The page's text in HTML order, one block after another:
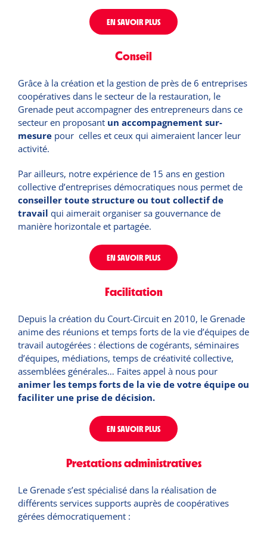
EN SAVOIR PLUS
Conseil
Grâce à la création et la gestion de près de 6 entreprises
coopératives dans le secteur de la restauration, le
Grenade peut accompagner des entrepreneurs dans ce
secteur en proposant un accompagnement sur-
mesurepour celles et ceux qui aimeraient lancer leur
activité.
Par ailleurs, notre expérience de 15 ans en gestion
collective d’entreprises démocratiques nous permet de
conseiller toute structure ou tout collectif de
travail qui aimerait organiser sa gouvernance de
manière horizontale et partagée.
EN SAVOIR PLUS
Facilitation
Depuis la création du Court-Circuit en 2010, le Grenade
anime des réunions et temps forts de la vie d’équipes de
travail autogérées : élections de cogérants, séminaires
d’équipes, médiations, temps de créativité collective,
assemblées générales… Faites appel à nous pour
animer les temps forts de la vie de votre équipe ou
faciliter une prise de décision.
EN SAVOIR PLUS
Prestations administratives
Le Grenade s’est spécialisé dans la réalisation de
différents services supports auprès de coopératives
gérées démocratiquement :